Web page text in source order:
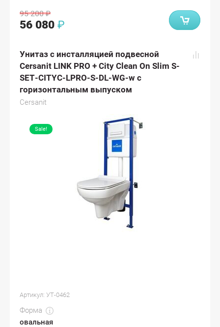
95 200 ₽
56 080 ₽
Унитаз с инсталляцией подвесной
Cersanit LINK PRO + City Clean On Slim S-
SET-CITYC-LPRO-S-DL-WG-w с
горизонтальным выпуском
Cersanit
Sale!
Артикул: УТ-0462
Форма
овальная